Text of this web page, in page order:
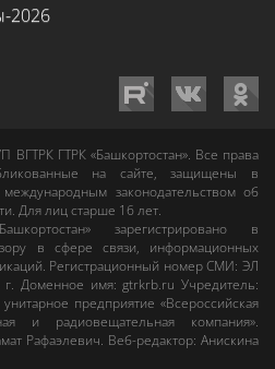
2026
ВГТРК ГТРК «Башкортостан». Все права
на сайте, защищены в
законодательством об
Для лиц старше 16 лет.
зарегистрировано в
в сфере связи, информационных
Регистрационный номер СМИ: ЭЛ
Доменное имя:gtrkrb.ru Учредитель:
предприятие «Всероссийская
и радиовещательная компания».
Рафаэлевич. Веб-редактор:Анискина